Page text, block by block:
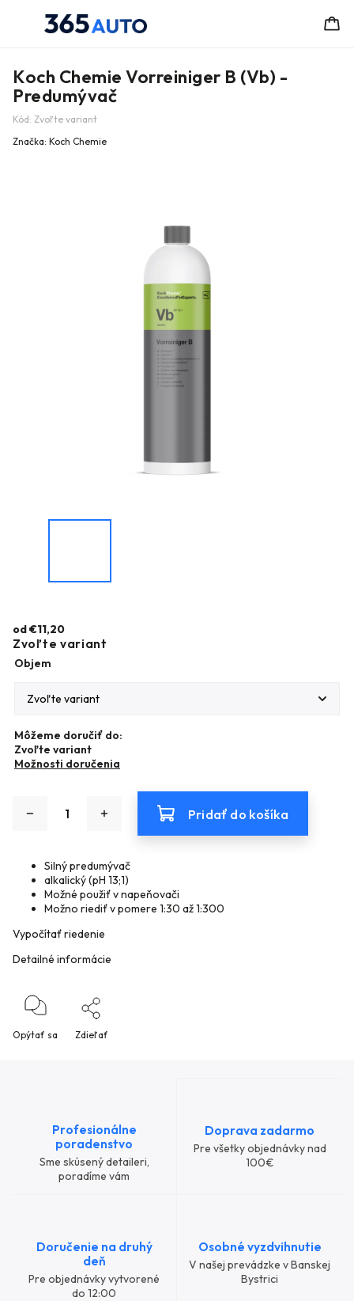
Koch Chemie Vorreiniger B (Vb) -
Predumývač
Kód: Zvoľte variant
Značka: Koch Chemie
od€11,20
Zvoľte variant
Objem
Môžeme doručiť do:
Zvoľte variant
Možnosti doručenia
Pridať do košíka
Silný predumývač
alkalický (pH 13;1)
Možné použiť v napeňovači
Možno riediť v pomere 1:30 až 1:300
Vypočítať riedenie
Detailné informácie
Opýtať sa Zdieľať
Profesionálne
poradenstvo
Sme skúsený detaileri,
poradíme vám
Doprava zadarmo
Pre všetky objednávky nad
100€
Doručenie na druhý
deň
Pre objednávky vytvorené
do 12:00
Osobné vyzdvihnutie
V našej prevádzke v Banskej
Bystrici